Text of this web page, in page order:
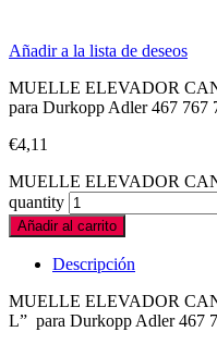
Añadir a la lista de deseos
MUELLE ELEVADOR
para Durkopp Adler 467 767
€4,11
MUELLE ELEVADOR
quantity
Añadir al carrito
Descripción
MUELLE ELEVADOR
L” para Durkopp Adler 467